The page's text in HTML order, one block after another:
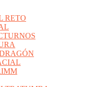
RETO